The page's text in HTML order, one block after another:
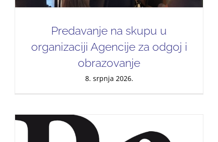
Predavanje na skupu u
organizaciji Agencije za odgoj i
obrazovanje
8. srpnja 2026.